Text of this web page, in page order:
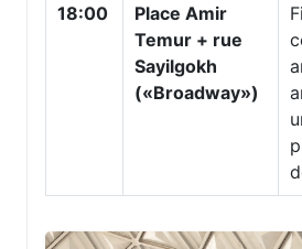
18:00
Place Amir
Temur + rue
Sayilgokh
(«Broadway»)